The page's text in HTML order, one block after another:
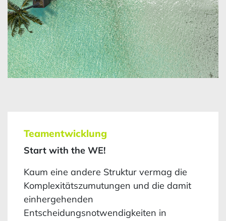
Teamentwicklung
Start with the WE!
Kaum eine andere Struktur vermag die
Komplexitätszumutungen und die damit
einhergehenden
Entscheidungsnotwendigkeiten in